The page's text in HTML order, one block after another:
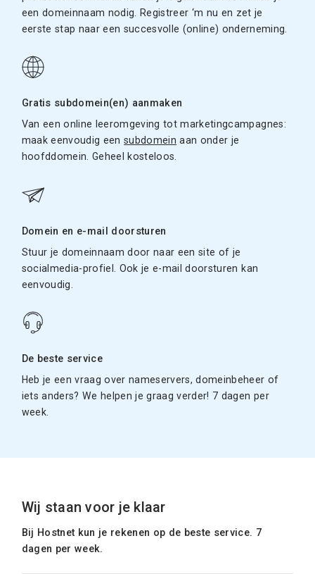
een domeinnaam nodig. Registreer ‘m nu en zet je
eerste stap naar een succesvolle (online) onderneming.
Gratis subdomein(en) aanmaken
Van een online leeromgeving tot marketingcampagnes:
maak eenvoudig eensubdomein aan onder je
hoofddomein. Geheel kosteloos.
Domein en e-mail doorsturen
Stuur je domeinnaam door naar een site of je
socialmedia-profiel. Ook je e-mail doorsturen kan
eenvoudig.
De beste service
Heb je een vraag over nameservers, domeinbeheer of
iets anders? We helpen je graag verder! 7 dagen per
week.
Wij staan voor je klaar
Bij Hostnet kun je rekenen op de beste service. 7
dagen per week.